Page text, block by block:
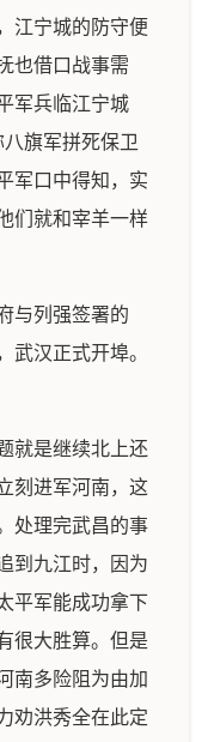
江宁城的防守便
也借口战事需
军兵临江宁城
旗军拼死保卫
军口中得知，实
们就和宰羊一样
与列强签署的
武汉正式开埠。
就是继续北上还
刻进军河南，这
处理完武昌的事
到九江时，因为
平军能成功拿下
很大胜算。但是
南多险阻为由加
劝洪秀全在此定